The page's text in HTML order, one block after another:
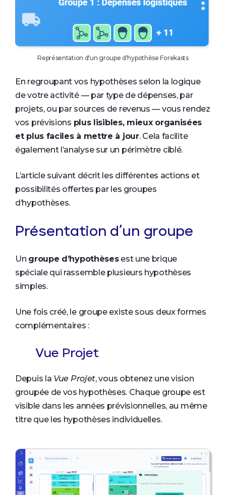
Représentation d'un groupe d'hypothèse Forekasts
En regroupant vos hypothèses selon la logique
de votre activité — par type de dépenses, par
projets, ou par sources de revenus — vous rendez
vos prévisions plus lisibles, mieux organisées
et plus faciles à mettre à jour. Cela facilite
également l’analyse sur un périmètre ciblé.
L’article suivant décrit les différentes actions et
possibilités offertes par les groupes
d’hypothèses.
Présentation d’un groupe
Un groupe d’hypothèsesest une brique
spéciale qui rassemble plusieurs hypothèses
simples.
Une fois créé, le groupe existe sous deux formes
complémentaires :
Vue Projet
Depuis la Vue Projet, vous obtenez une vision
groupée de vos hypothèses. Chaque groupe est
visible dans les années prévisionnelles, au même
titre que les hypothèses individuelles.